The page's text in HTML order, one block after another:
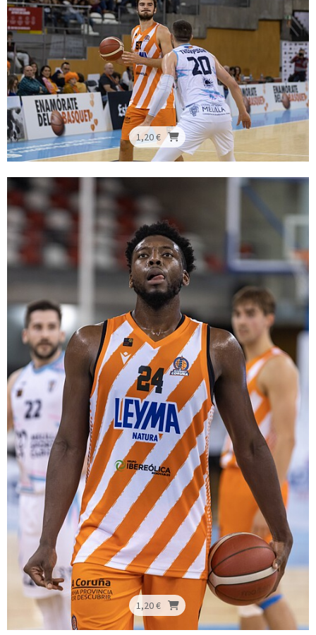
1,20 €
1,20 €